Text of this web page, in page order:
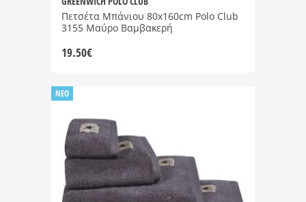
Πετσέτα Μπάνιου 80x160cm Polo Club
3155 Μαύρο Βαμβακερή
19.50€
NEO